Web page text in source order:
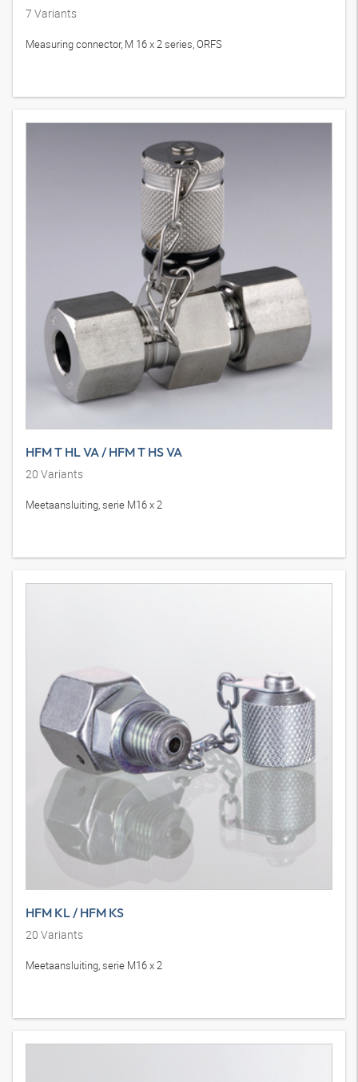
7 Variants
Measuring connector, M 16 x 2 series, ORFS
HFM T HL VA / HFM T HS VA
20 Variants
Meetaansluiting, serie M16 x 2
HFM KL / HFM KS
20 Variants
Meetaansluiting, serie M16 x 2